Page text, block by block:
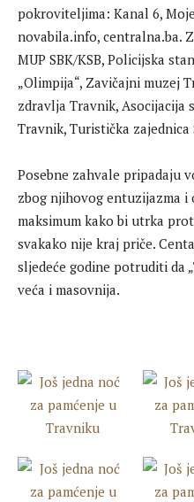
pokroviteljima: Kanal 6,
novabila.info, centralna.ba.
MUP SBK/KSB, Policijska
„Olimpija“, Zavičajni muzej
zdravlja Travnik, Asocijacija
Travnik, Turistička zajednica
Posebne zahvale pripadaju
zbog njihovog entuzijazma i
maksimum kako bi utrka
svakako nije kraj priče.
sljedeće godine potruditi da
veća i masovnija.